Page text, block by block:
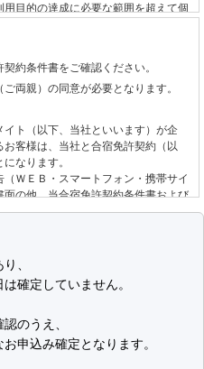
目的の達成に必要な範囲を超えて個
目的を超えて個人情報の取り扱いを
ついて
その他の規範を守ります。
漏えい、紛失、破壊、改ざん等に対
います。
て
護マネジメントシステム）について
約条件書をご確認ください。
両親）の同意が必要となります。
ト（以下、当社といいます）が企
客様は、当社と合宿免許契約（以
なります。
ＷＥＢ・スマートフォン・携帯サイ
の他、当合宿免許契約条件書および
よります。
個別規約、空席状況を確認し、当社
、お客様からお申し込みをいただき
でにお客様が申込金または教習料金
成立として取り扱います。「お客様
、
確定していません。
のうえ、
申込み確定となります。